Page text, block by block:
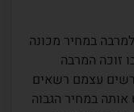
במחיר מכונה
זוכה המרבה
עצמם רשאים
במחיר הגבוה